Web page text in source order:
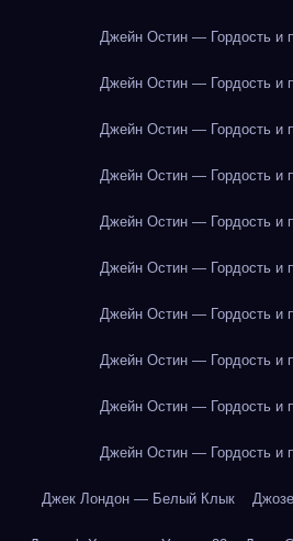
Джейн Остин — Гордость и
Джейн Остин — Гордость и
Джейн Остин — Гордость и
Джейн Остин — Гордость и
Джейн Остин — Гордость и
Джейн Остин — Гордость и
Джейн Остин — Гордость и
Джейн Остин — Гордость и
Джейн Остин — Гордость и
Джейн Остин — Гордость и
Джек Лондон — Белый Клык